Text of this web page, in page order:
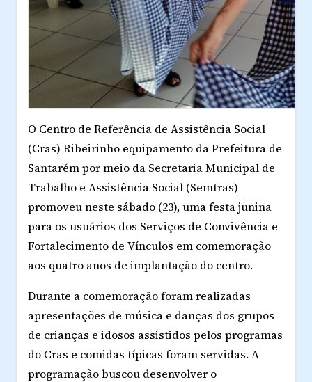
O Centro de Referência de Assistência Social
(Cras) Ribeirinho equipamento da Prefeitura de
Santarém por meio da Secretaria Municipal de
Trabalho e Assistência Social (Semtras)
promoveu neste sábado (23), uma festa junina
para os usuários dos Serviços de Convivência e
Fortalecimento de Vínculos em comemoração
aos quatro anos de implantação do centro.
Durante a comemoração foram realizadas
apresentações de música e danças dos grupos
de crianças e idosos assistidos pelos programas
do Cras e comidas típicas foram servidas. A
programação buscou desenvolver o